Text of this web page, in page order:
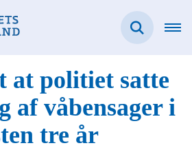
at politiet satte
af våbensager i
tre år